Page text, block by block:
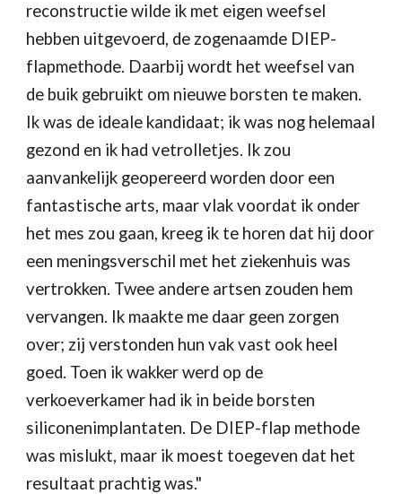
reconstructie wilde ik met eigen weefsel
hebben uitgevoerd, de zogenaamde DIEP-
flapmethode. Daarbij wordt het weefsel van
de buik gebruikt om nieuwe borsten te maken.
Ik was de ideale kandidaat; ik was nog helemaal
gezond en ik had vetrolletjes. Ik zou
aanvankelijk geopereerd worden door een
fantastische arts, maar vlak voordat ik onder
het mes zou gaan, kreeg ik te horen dat hij door
een meningsverschil met het ziekenhuis was
vertrokken. Twee andere artsen zouden hem
vervangen. Ik maakte me daar geen zorgen
over; zij verstonden hun vak vast ook heel
goed. Toen ik wakker werd op de
verkoeverkamer had ik in beide borsten
siliconenimplantaten. De DIEP-flap methode
was mislukt, maar ik moest toegeven dat het
resultaat prachtig was."